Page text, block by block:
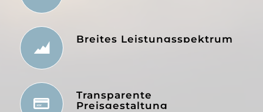
Breites Leistungsspektrum
Transparente
Preisgestaltung